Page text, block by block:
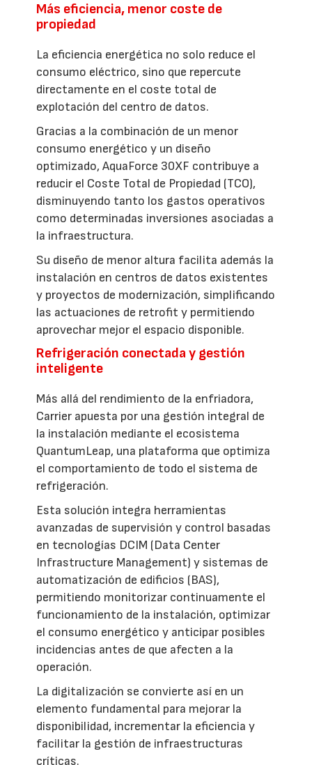
Más eficiencia, menor coste de
propiedad
La eficiencia energética no solo reduce el
consumo eléctrico, sino que repercute
directamente en el coste total de
explotación del centro de datos.
Gracias a la combinación de un menor
consumo energético y un diseño
optimizado, AquaForce 30XF contribuye a
reducir el Coste Total de Propiedad (TCO),
disminuyendo tanto los gastos operativos
como determinadas inversiones asociadas a
la infraestructura.
Su diseño de menor altura facilita además la
instalación en centros de datos existentes
y proyectos de modernización, simplificando
las actuaciones de retrofit y permitiendo
aprovechar mejor el espacio disponible.
Refrigeración conectada y gestión
inteligente
Más allá del rendimiento de la enfriadora,
Carrier apuesta por una gestión integral de
la instalación mediante el ecosistema
QuantumLeap, una plataforma que optimiza
el comportamiento de todo el sistema de
refrigeración.
Esta solución integra herramientas
avanzadas de supervisión y control basadas
en tecnologías DCIM (Data Center
Infrastructure Management) y sistemas de
automatización de edificios (BAS),
permitiendo monitorizar continuamente el
funcionamiento de la instalación, optimizar
el consumo energético y anticipar posibles
incidencias antes de que afecten a la
operación.
La digitalización se convierte así en un
elemento fundamental para mejorar la
disponibilidad, incrementar la eficiencia y
facilitar la gestión de infraestructuras
críticas.